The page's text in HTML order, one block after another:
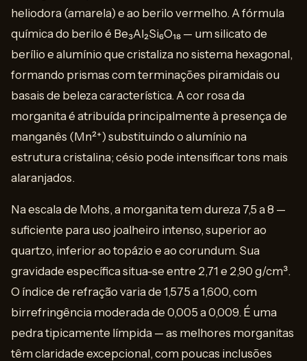
heliodora (amarela) e ao berilo vermelho. A fórmula
química do berilo é Be₃Al₂Si₆O₁₈ — um silicato de
berílio e alumínio que cristaliza no sistema hexagonal,
formando prismas com terminações piramidais ou
basais de beleza característica. A cor rosa da
morganita é atribuída principalmente à presença de
manganês (Mn²⁺) substituindo o alumínio na
estrutura cristalina; césio pode intensificar tons mais
alaranjados.
Na escala de Mohs, a morganita tem dureza 7,5 a 8 —
suficiente para uso joalheiro intenso, superior ao
quartzo, inferior ao topázio e ao corundum. Sua
gravidade específica situa-se entre 2,71 e 2,90 g/cm³.
O índice de refração varia de 1,575 a 1,600, com
birrefringência moderada de 0,005 a 0,009. É uma
pedra tipicamente límpida — as melhores morganitas
têm claridade excepcional, com poucas inclusões